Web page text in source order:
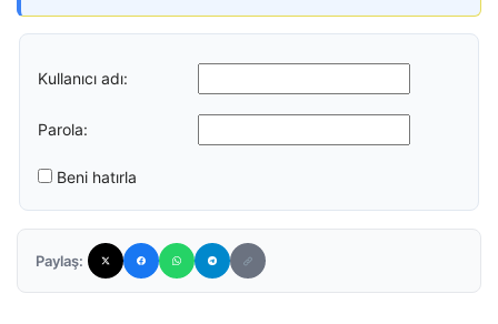
Kullanıcı adı:
Parola:
Beni hatırla
Paylaş: